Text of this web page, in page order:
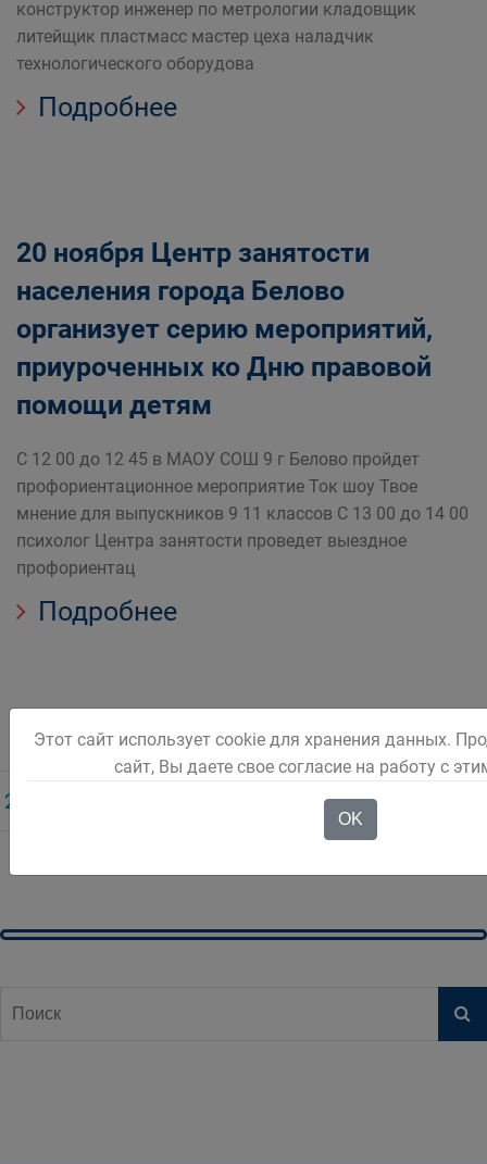
конструктор инженер по метрологии кладовщик
литейщик пластмасс мастер цеха наладчик
технологического оборудова
Подробнее
20 ноября Центр занятости
населения города Белово
организует серию мероприятий,
приуроченных ко Дню правовой
помощи детям
С 12 00 до 12 45 в МАОУ СОШ 9 г Белово пройдет
профориентационное мероприятие Ток шоу Твое
мнение для выпускников 9 11 классов С 13 00 до 14 00
психолог Центра занятости проведет выездное
профориентац
Подробнее
2 7
Этот сайт использует cookie для хранения данных.
сайт, Вы даете свое согласие на работу с
OK